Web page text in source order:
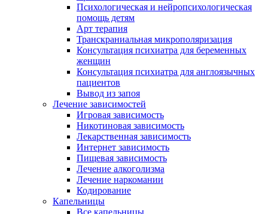
Психологическая и нейропсихологическая
помощь детям
Арт терапия
Транскраниальная микрополяризация
Консультация психиатра для беременных
женщин
Консультация психиатра для англоязычных
пациентов
Вывод из запоя
Лечение зависимостей
Игровая зависимость
Никотиновая зависимость
Лекарственная зависимость
Интернет зависимость
Пищевая зависимость
Лечение алкоголизма
Лечение наркомании
Кодирование
Капельницы
Все капельницы